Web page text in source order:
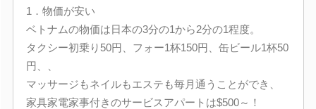
1．物価が安い
ベトナムの物価は日本の3分の1から2分の1程度。
タクシー初乗り50円、フォー1杯150円、缶ビール1杯50
円、、
マッサージもネイルもエステも毎月通うことができ、
家具家電家事付きのサービスアパートは$500～！